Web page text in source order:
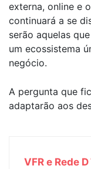
externa, online e
continuará a se
serão aquelas
um ecossistema
negócio.
A pergunta que
adaptarão aos
VFR e Rede